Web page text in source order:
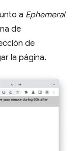
a Ephemeral
de
de
la página.